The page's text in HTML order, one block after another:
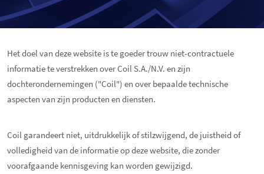
Het doel van deze website is te goeder trouw niet-contractuele
informatie te verstrekken over Coil S.A./N.V. en zijn
dochterondernemingen ("Coil") en over bepaalde technische
aspecten van zijn producten en diensten.
Coil garandeert niet, uitdrukkelijk of stilzwijgend, de juistheid of
volledigheid van de informatie op deze website, die zonder
voorafgaande kennisgeving kan worden gewijzigd.